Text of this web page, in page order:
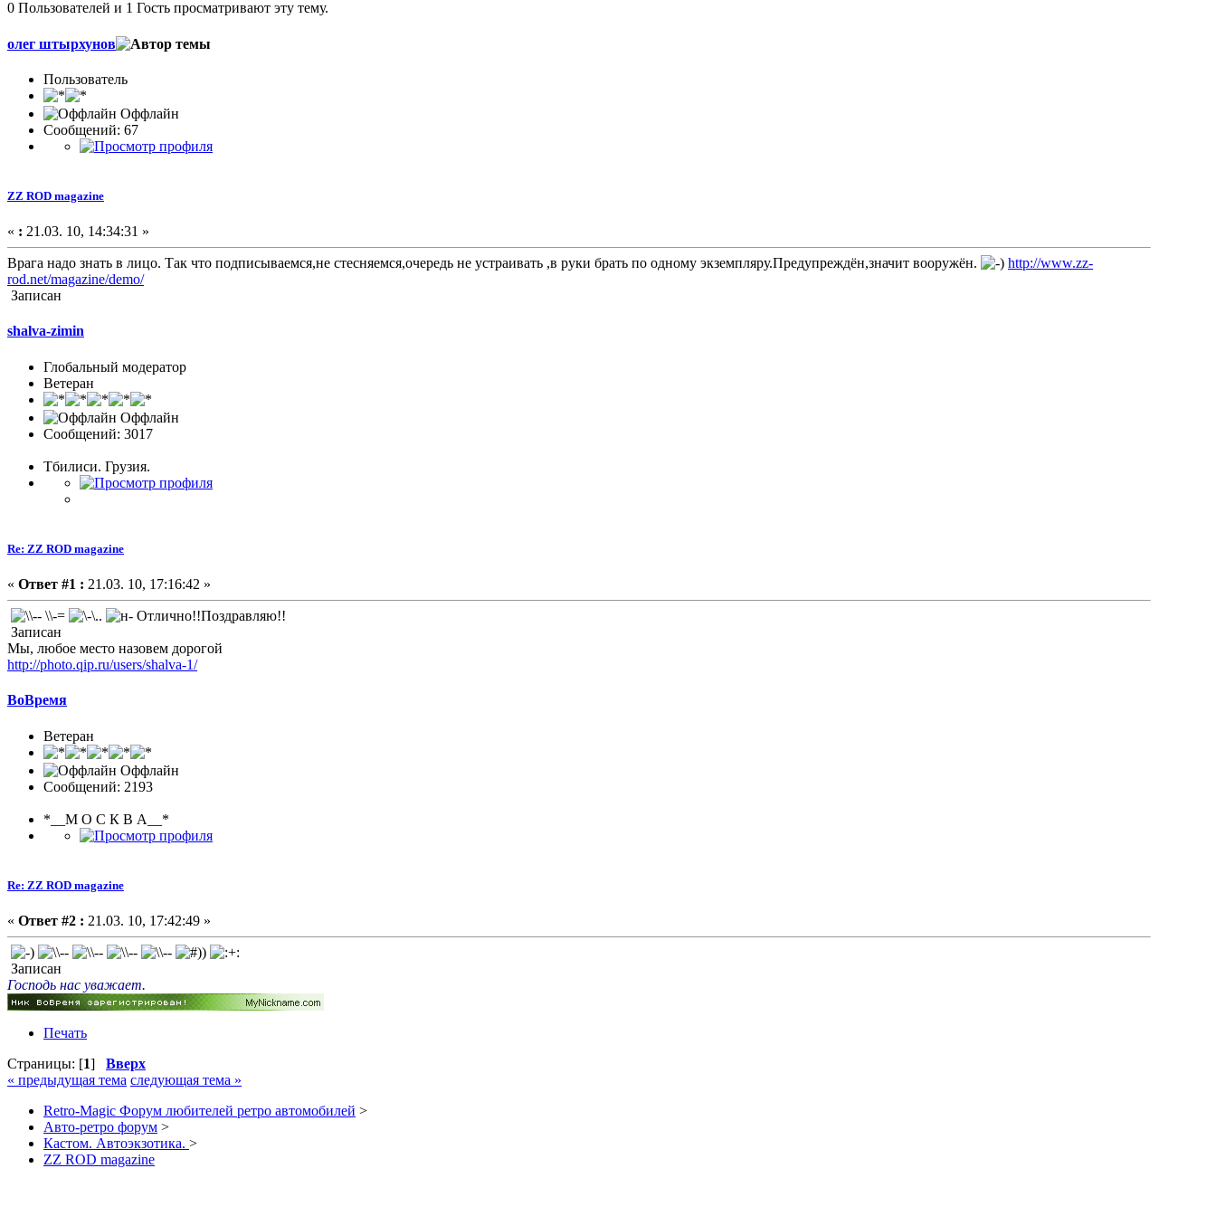
0 Пользователей и 1 Гость просматривают эту тему.
олег штырхунов
Пользователь
Оффлайн
Сообщений: 67
ZZ ROD magazine
« : 21.03. 10, 14:34:31 »
Врага надо знать в лицо. Так что подписываемся,не стесняемся,очередь не устраивать ,в руки брать по одному экземпляру.Предупреждён,значит вооружён.
http://www.zz-
rod.net/magazine/demo/
Записан
shalva-zimin
Глобальный модератор
Ветеран
Оффлайн
Сообщений: 3017
Тбилиси. Грузия.
Re: ZZ ROD magazine
« Ответ #1 : 21.03. 10, 17:16:42 »
\\-=
Отлично!!Поздравляю!!
Записан
Мы, любое место назовем дорогой
http://photo.qip.ru/users/shalva-1/
ВоВремя
Ветеран
Оффлайн
Сообщений: 2193
*__М О С К В А__*
Re: ZZ ROD magazine
« Ответ #2 : 21.03. 10, 17:42:49 »
Записан
Господь нас уважает.
Печать
Страницы: [1] Вверх
« предыдущая тема следующая тема »
Retro-Magic Форум любителей ретро автомобилей >
Авто-ретро форум >
Кастом. Автоэкзотика. >
ZZ ROD magazine